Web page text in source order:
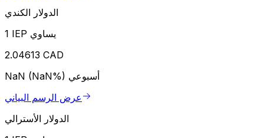
الدولار الكندي
1 IEP يساوي
2.04613 CAD
NaN (NaN%) أسبوعي
عرض الرسم البياني
الدولار الأسترالي